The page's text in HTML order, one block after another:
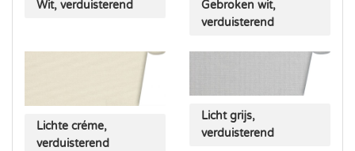
Wit, verduisterend
Gebroken wit,
verduisterend
Lichte créme,
verduisterend
Licht grijs,
verduisterend